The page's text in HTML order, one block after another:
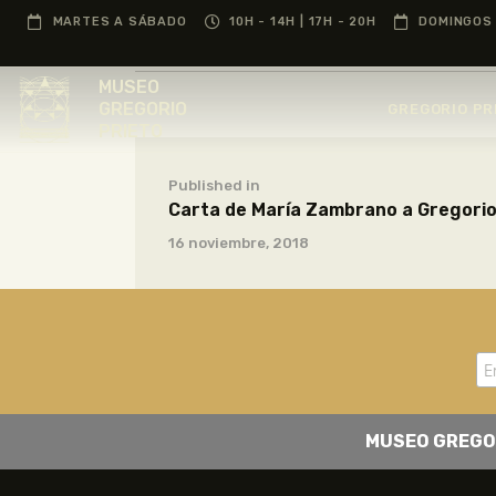
MARTES A SÁBADO 10H - 14H | 17H - 20H
MUSEO
Published in
Carta de María Zambrano a
16 noviembre, 2018
MUSEO